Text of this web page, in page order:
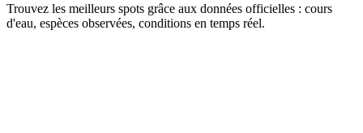
Trouvez les meilleurs spots grâce aux données officielles : cours
d'eau, espèces observées, conditions en temps réel.